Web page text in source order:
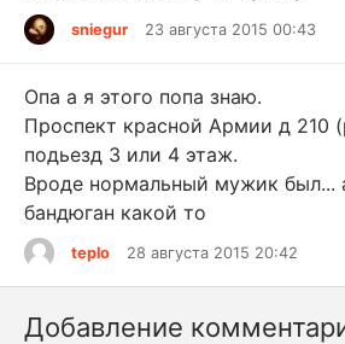
sniegur 23 августа 2015 00:43
Опа а я этого попа знаю.
Проспект красной Армии д 210
подьезд 3 или 4 этаж.
Вроде нормальный мужик был...
бандюган какой то
teplo 28 августа 2015 20:42
Добавление